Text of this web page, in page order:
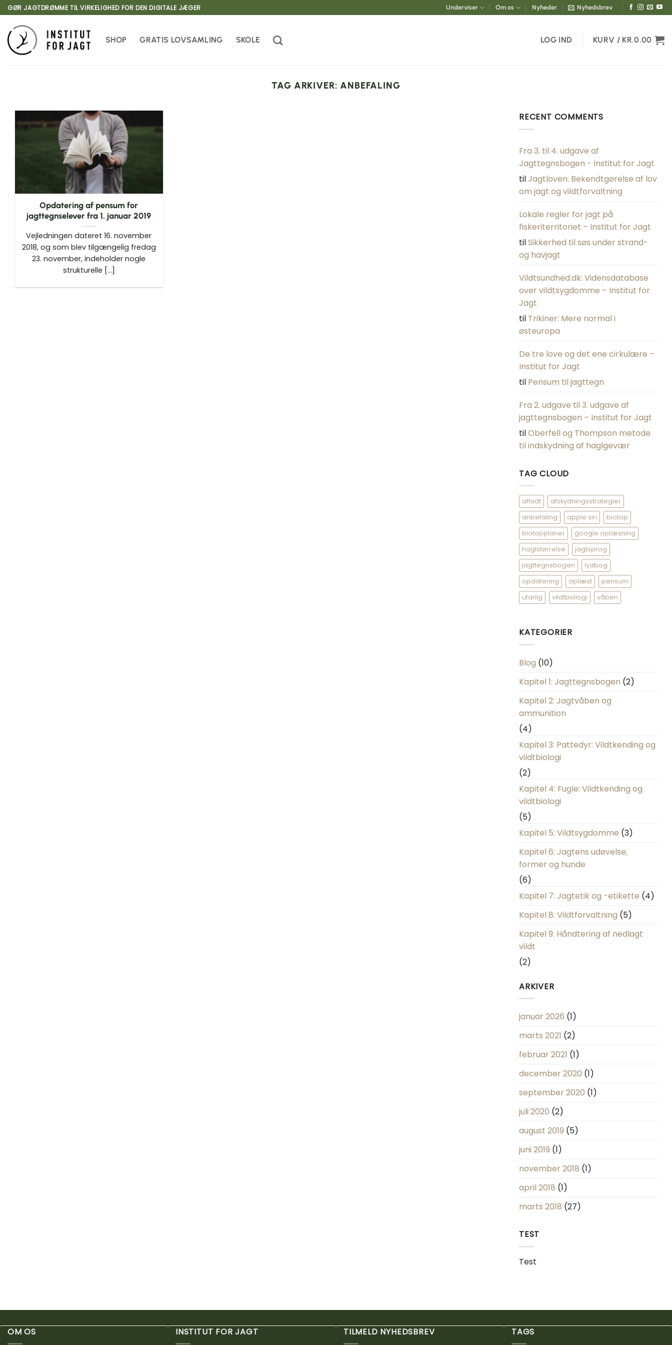
Fortsæt
til
indhold
GØR JAGTDRØMME TIL VIRKELIGHED FOR DEN DIGITALE JÆGER Underviser Om os Nyheder Nyhedsbrev
SHOP GRATIS LOVSAMLING SKOLE LOG IND KURV / KR.0.00
TAG ARKIVER: ANBEFALING
Opdatering af pensum for
jagttegnselever fra 1. januar 2019
Vejledningen dateret 16. november
2018, og som blev tilgængelig fredag
23. november, indeholder nogle
strukturelle [...]
RECENT COMMENTS
Fra 3. til 4. udgave af
Jagttegnsbogen - Institut for Jagt
tilJagtloven: Bekendtgørelse af lov
om jagt og vildtforvaltning
Lokale regler for jagt på
fiskeriterritoriet – Institut for Jagt
tilSikkerhed til søs under strand-
og havjagt
Vildtsundhed.dk: Vidensdatabase
over vildtsygdomme – Institut for
Jagt
til Trikiner: Mere normal i
østeuropa
De tre love og det ene cirkulære –
Institut for Jagt
til Pensum til jagttegn
Fra 2. udgave til 3. udgave af
jagttegnsbogen – Institut for Jagt
tilOberfell og Thompson metode
til indskydning af haglgevær
TAG CLOUD
afladt
afskydningsstrategier
anbefaling
apple siri
biotop
biotopplaner
google oplæsning
haglstørrelse
jagtsprog
jagttegnsbogen
lydbog
opdatering
oplæst
pensum
ufarlig
vildtbiologi våben
KATEGORIER
Blog (10)
Kapitel 1: Jagttegnsbogen (2)
Kapitel 2: Jagtvåben og
ammunition
(4)
Kapitel 3: Pattedyr: Vildtkending og
vildtbiologi
(2)
Kapitel 4: Fugle: Vildtkending og
vildtbiologi
(5)
Kapitel 5: Vildtsygdomme (3)
Kapitel 6: Jagtens udøvelse,
former og hunde
(6)
Kapitel 7: Jagtetik og -etikette (4)
Kapitel 8: Vildtforvaltning (5)
Kapitel 9: Håndtering af nedlagt
vildt
(2)
ARKIVER
januar 2026 (1)
marts 2021 (2)
februar 2021 (1)
december 2020 (1)
september 2020 (1)
juli 2020 (2)
august 2019 (5)
juni 2019 (1)
november 2018 (1)
april 2018 (1)
marts 2018 (27)
TEST
Test
OM OS INSTITUT FOR JAGT TILMELD NYHEDSBREV TAGS